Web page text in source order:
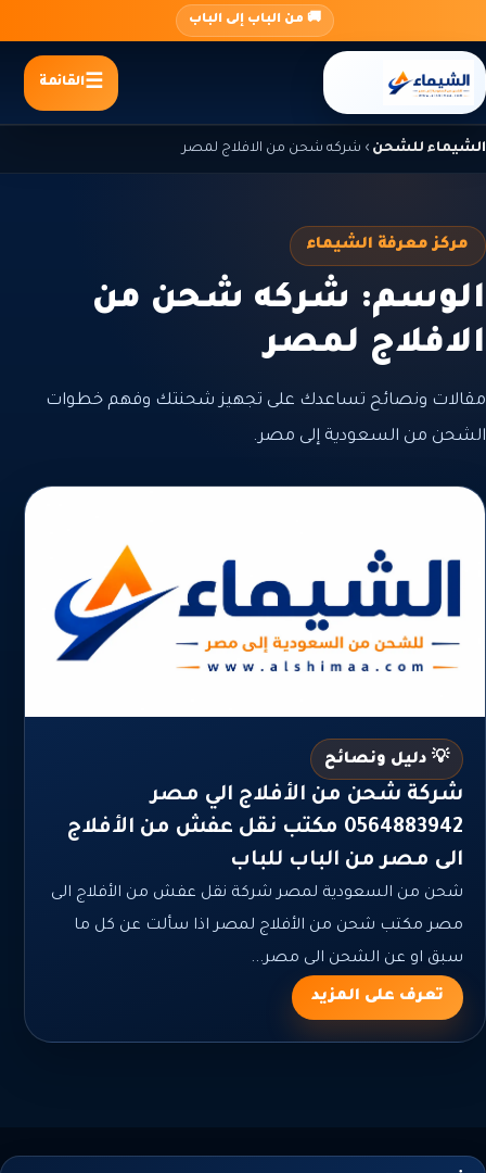
المحتوى
🚚 من الباب إلى الباب
القائمة
الشيماء للشحن › شركه شحن من الافلاج لمصر
مركز معرفة الشيماء
الوسم: شركه شحن من
الافلاج لمصر
مقالات ونصائح تساعدك على تجهيز شحنتك وفهم خطوات
الشحن من السعودية إلى مصر.
💡 دليل ونصائح
شركة شحن من الأفلاج الي مصر
0564883942 مكتب نقل عفش من الأفلاج
الى مصر من الباب للباب
شحن من السعودية لمصر شركة نقل عفش من الأفلاج الى
مصر مكتب شحن من الأفلاج لمصر اذا سألت عن كل ما
سبق او عن الشحن الى مصر...
تعرف على المزيد